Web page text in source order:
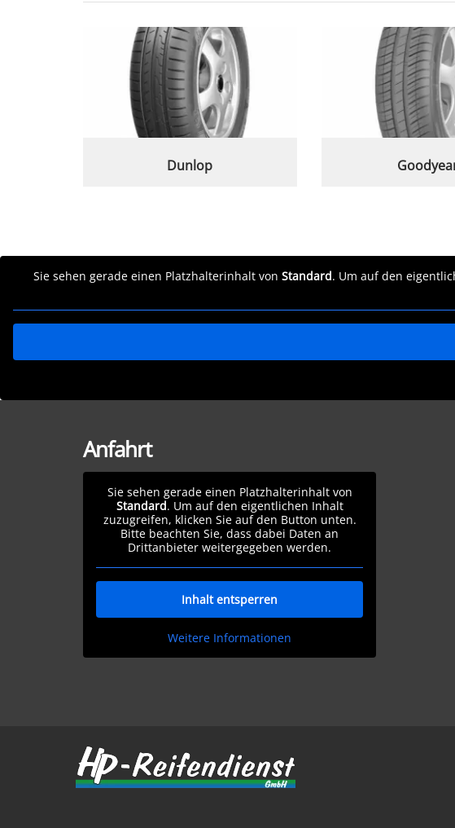
Dunlop
Sie sehen gerade einen Platzhalterinhalt von Standard. Um auf den
Anfahrt
Sie sehen gerade einen Platzhalterinhalt von
Standard. Um auf den eigentlichen Inhalt
zuzugreifen, klicken Sie auf den Button unten.
Bitte beachten Sie, dass dabei Daten an
Drittanbieter weitergegeben werden.
Inhalt entsperren
Weitere Informationen